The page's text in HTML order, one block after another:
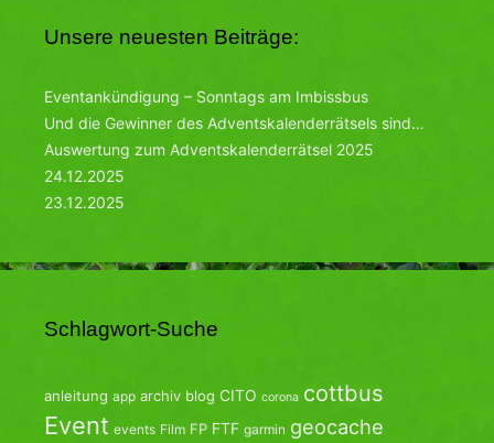
Unsere neuesten Beiträge:
Eventankündigung – Sonntags am Imbissbus
Und die Gewinner des Adventskalenderrätsels sind…
Auswertung zum Adventskalenderrätsel 2025
24.12.2025
23.12.2025
Schlagwort-Suche
anleitung app archiv blog CITO corona cottbus
Event events Film FP FTF garmin geocache